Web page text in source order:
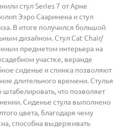
стул Series 7 от Арне
Ээро Сааринена и стул
В итоге получился большой
дизайном. Стул Cat Chair/
предметом интерьера на
участке, веранде
сиденье и спинка позволяют
длительного времени. Стулья
что позволяет
Сиденье стула выполнено
цвета, благодаря чему
способна выдерживать